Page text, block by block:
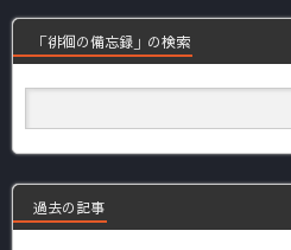
「徘徊の備忘録」の検索
過去の記事